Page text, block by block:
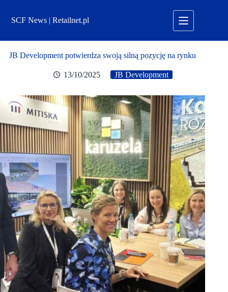
treściSCF News | Retailnet.pl
JB Development potwierdza swoją silną pozycję na rynku
13/10/2025 JB Development